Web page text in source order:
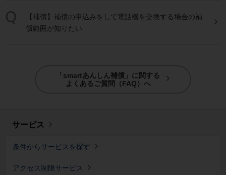
【補償】 補償の申込みをして電話機を交換する場合の補
償範囲が知りたい
「smartあんしん補償」に関する
よくあるご質問（FAQ）へ
サービス
条件からサービスを探す
アクセス制限サービス